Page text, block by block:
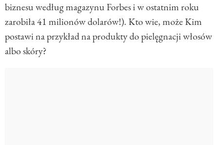
biznesu według magazynu Forbes i w ostatnim roku
zarobiła 41 milionów dolarów!). Kto wie, może Kim
postawi na przykład na produkty do pielęgnacji włosów
albo skóry?